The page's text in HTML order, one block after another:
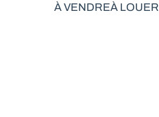
À VENDREÀ LOUER